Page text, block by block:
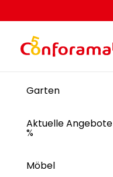
Garten
Aktuelle Angebote
%
Möbel